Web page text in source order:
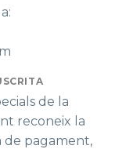
de la
reconeix la
de pagament,